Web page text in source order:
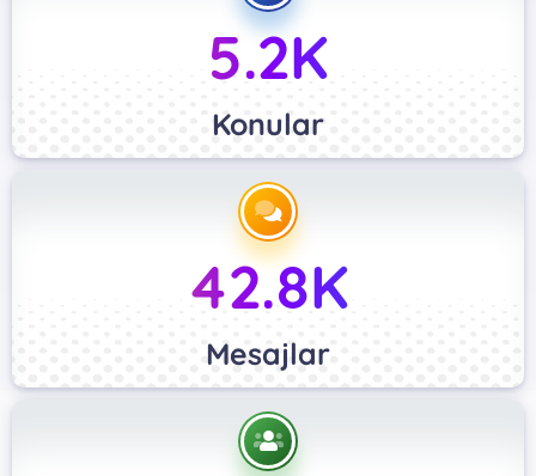
5.2K
Konular
42.8K
Mesajlar